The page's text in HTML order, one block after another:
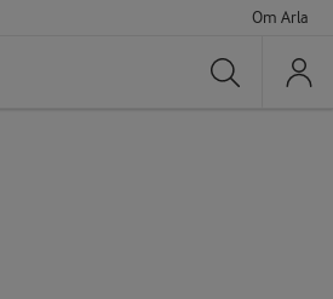
Om Arla
Sök